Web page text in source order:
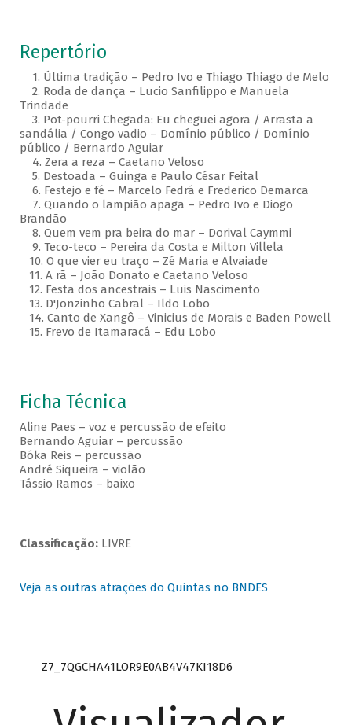
Repertório
1. Última tradição – Pedro Ivo e Thiago Thiago de Melo
2. Roda de dança – Lucio Sanfilippo e Manuela
Trindade
3. Pot-pourri Chegada: Eu cheguei agora / Arrasta a
sandália / Congo vadio – Domínio público / Domínio
público / Bernardo Aguiar
4. Zera a reza – Caetano Veloso
5. Destoada – Guinga e Paulo César Feital
6. Festejo e fé – Marcelo Fedrá e Frederico Demarca
7. Quando o lampião apaga – Pedro Ivo e Diogo
Brandão
8. Quem vem pra beira do mar – Dorival Caymmi
9. Teco-teco – Pereira da Costa e Milton Villela
10. O que vier eu traço – Zé Maria e Alvaiade
11. A rã – João Donato e Caetano Veloso
12. Festa dos ancestrais – Luis Nascimento
13. D'Jonzinho Cabral – Ildo Lobo
14. Canto de Xangô – Vinicius de Morais e Baden Powell
15. Frevo de Itamaracá – Edu Lobo
Ficha Técnica
Aline Paes – voz e percussão de efeito
Bernando Aguiar – percussão
Bóka Reis – percussão
André Siqueira – violão
Tássio Ramos – baixo
Classificação: LIVRE
Veja as outras atrações do Quintas no BNDES
Z7_7QGCHA41LOR9E0AB4V47KI18D6